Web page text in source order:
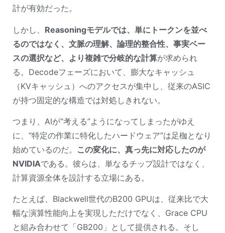
計が有効だった。
しかし、 Reasoningモデルでは、単にトークンを並べ
るのではなく、文脈の理解、論理的整合性、事実ベー
スの選択など、より複雑で分岐的な計算が求められ
る。Decodeフェーズにおいて、膨大なキャッシュ
（KVキャッシュ）へのアクセスが集中し、従来のASIC
が持つ固定的な構造では対処しきれない。
つまり、AIが“考える”ようになってしまったがゆえ
に、“特定の作業に特化したハードウェア”は足枷となり
始めているのだ。 この変化に、真っ先に対応したのが
NVIDIAである。彼らは、単なるチップ設計ではなく、
計算資源全体を設計する立場にある。
たとえば、Blackwell世代のB200 GPUは、従来比で大
幅な演算性能向上を実現しただけでなく、Grace CPU
と組み合わせて「GB200」として提供される。そし